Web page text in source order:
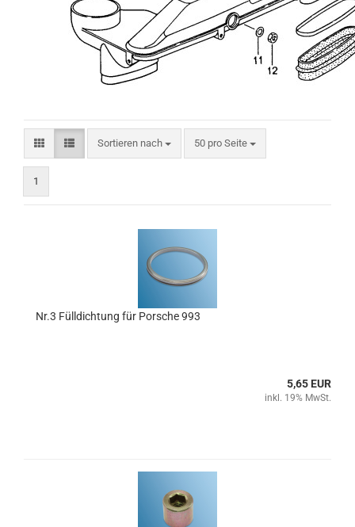
Sortieren nach
Sortieren nach 50 pro Seite
pro Seite
1
Nr.3 Fülldichtung für Porsche 993
5,65 EUR
inkl. 19% MwSt.